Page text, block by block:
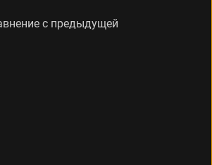
с предыдущей